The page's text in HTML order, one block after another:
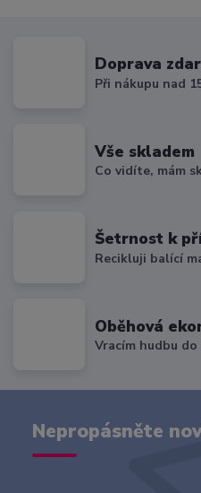
Doprava
Při nákupu nad
Vše skladem
Co vidíte, mám
Šetrnost k
Recikluji balící
Oběhová
Vracím hudbu
Nepropásněte